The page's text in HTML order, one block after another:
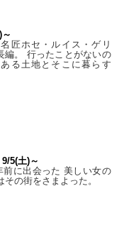
匠ホセ・ルイス・ゲリ
編。 行ったことがないの
る土地とそこに暮らす
5(土)～
前に出会った 美しい女の
の街をさまよった。